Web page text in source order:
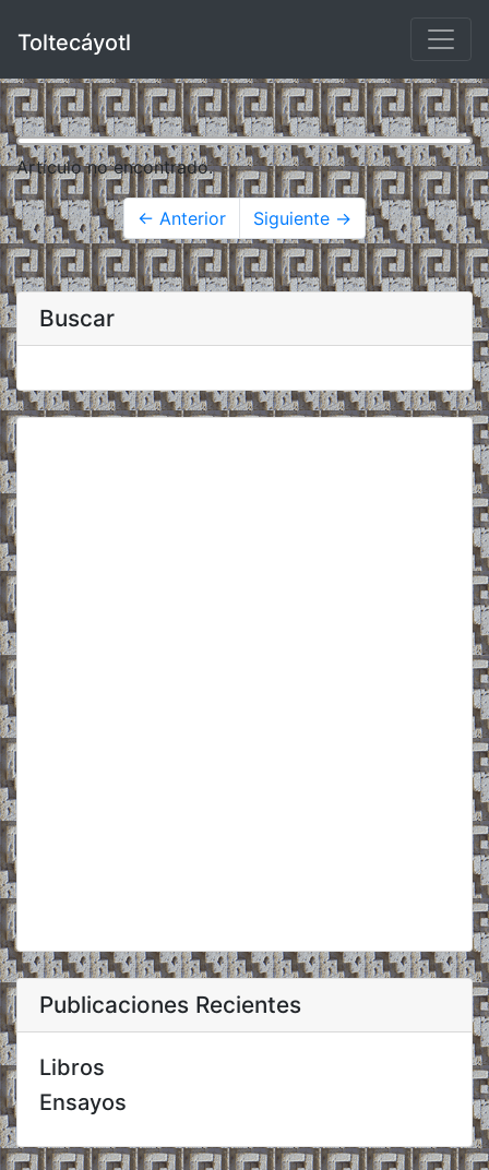
Toltecáyotl
Artículo no encontrado.
← Anterior Siguiente →
Buscar
Publicaciones Recientes
Libros
Ensayos